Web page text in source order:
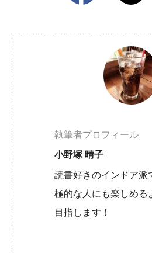
執筆者プロフィール
小野塚 晴子
読書好きのインドア派
極的な人にも楽しめる
目指します！